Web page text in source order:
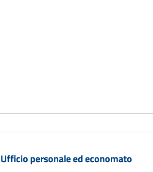
Ufficio personale ed economato